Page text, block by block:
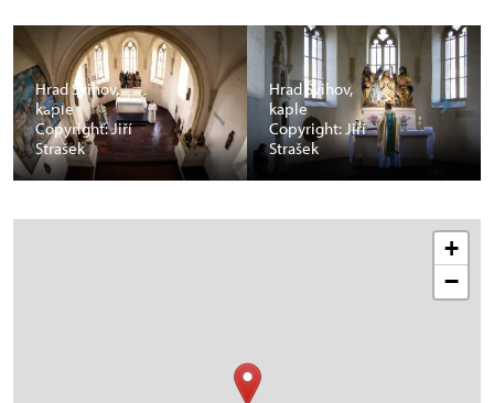
Hrad Švihov,
kaple
Copyright: Jiří
Strašek
Hrad Švihov,
kaple
Copyright: Jiří
Strašek
+
−